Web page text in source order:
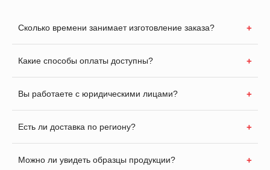
Сколько времени занимает изготовление заказа?
Какие способы оплаты доступны?
Вы работаете с юридическими лицами?
Есть ли доставка по региону?
Можно ли увидеть образцы продукции?